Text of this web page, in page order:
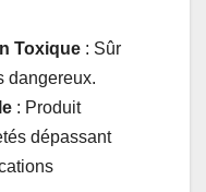
Toxique : Sûr
dangereux.
: Produit
dépassant